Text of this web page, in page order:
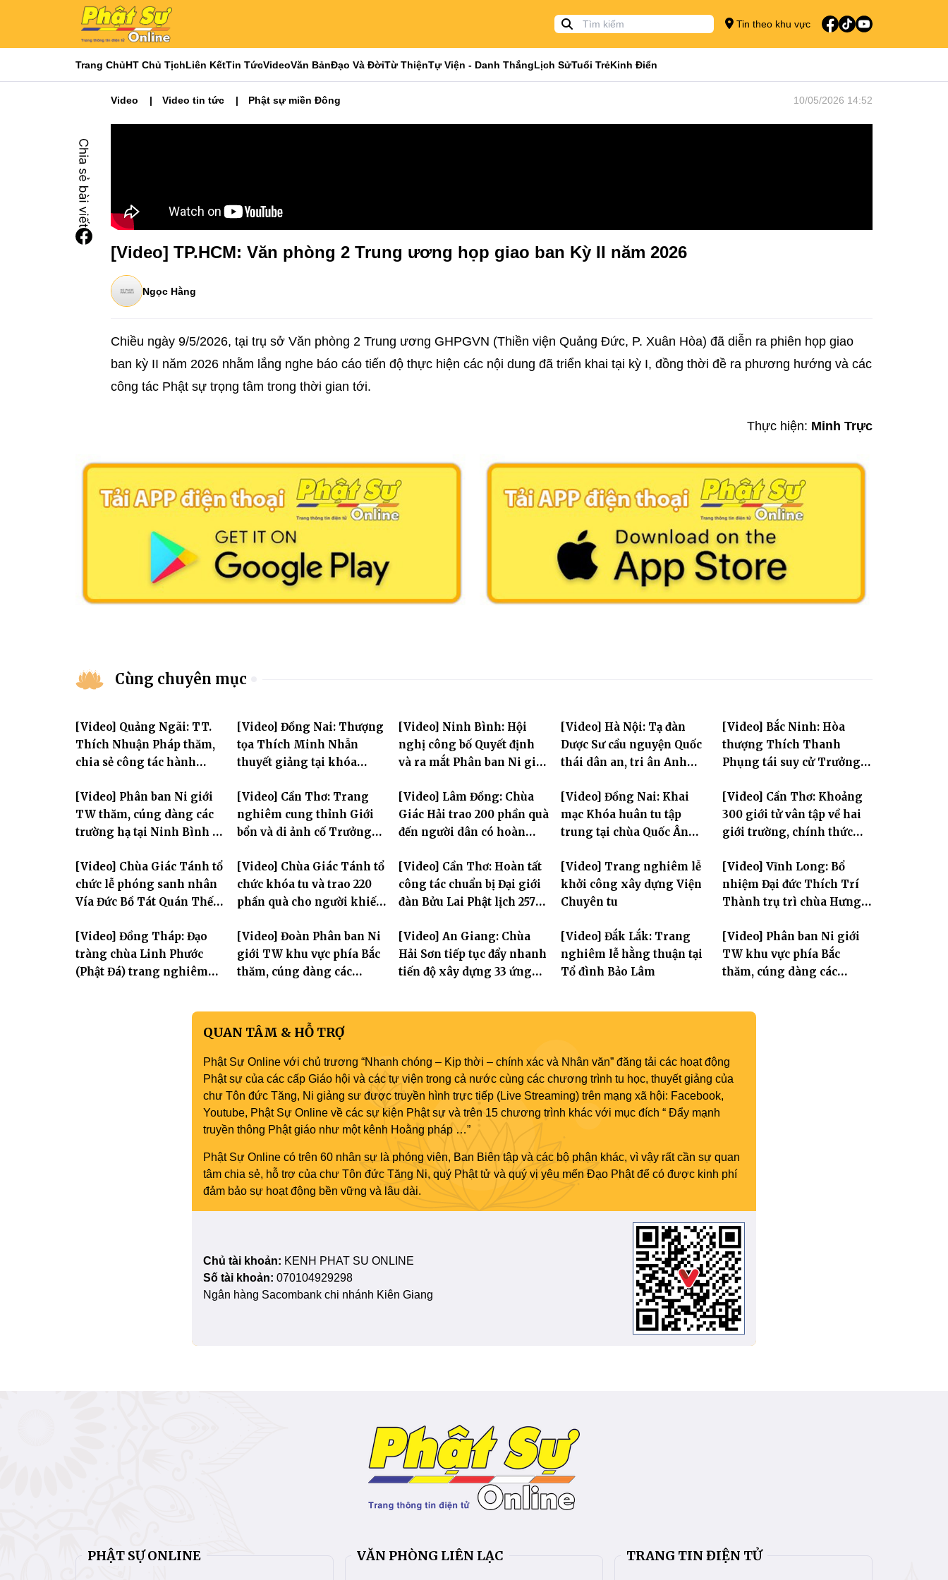
Tin theo khu vực
Trang ChủHT Chủ TịchLiên KếtTin TứcVideoVăn BảnĐạo Và ĐờiTừ ThiệnTự Viện - Danh ThắngLịch SửTuổi TrẻKinh Điển
Video Video tin tức Phật sự miền Đông 10/05/2026 14:52
[Video] TP.HCM: Văn phòng 2 Trung ương họp giao ban Kỳ II năm 2026
Ngọc Hằng
Chiều ngày 9/5/2026, tại trụ sở Văn phòng 2 Trung ương GHPGVN (Thiền viện Quảng Đức, P. Xuân Hòa) đã diễn ra phiên họp giao
ban kỳ II năm 2026 nhằm lắng nghe báo cáo tiến độ thực hiện các nội dung đã triển khai tại kỳ I, đồng thời đề ra phương hướng và các
công tác Phật sự trọng tâm trong thời gian tới.
Thực hiện: Minh Trực
Cùng chuyên mục
[Video] Quảng Ngãi: TT.
Thích Nhuận Pháp thăm,
chia sẻ công tác hành
chư hành giả Ni
[Video] Đồng Nai: Thượng
tọa Thích Minh Nhẫn
thuyết giảng tại khóa
[Video] Ninh Bình: Hội
nghị công bố Quyết định
và ra mắt Phân ban Ni giới
[Video] Hà Nội: Tạ đàn
Dược Sư cầu nguyện Quốc
thái dân an, tri ân Anh
[Video] Bắc Ninh: Hòa
thượng Thích Thanh
Phụng tái suy cử Trưởng
[Video] Phân ban Ni giới
TW thăm, cúng dàng các
trường hạ tại Ninh Bình và
thần hộ trì Tam bảo
[Video] Cần Thơ: Trang
nghiêm cung thỉnh Giới
bổn và di ảnh cố Trưởng
Tôn hiệu Đại giới đàn – về
hai giới trường
[Video] Lâm Đồng: Chùa
Giác Hải trao 200 phần quà
đến người dân có hoàn
Dương
[Video] Đồng Nai: Khai
mạc Khóa huân tu tập
trung tại chùa Quốc Ân
[Video] Cần Thơ: Khoảng
300 giới tử vân tập về hai
giới trường, chính thức
đàn Bửu Lai PL.2570
[Video] Chùa Giác Tánh tổ
chức lễ phóng sanh nhân
Vía Đức Bồ Tát Quán Thế
[Video] Chùa Giác Tánh tổ
chức khóa tu và trao 220
phần quà cho người khiếm
[Video] Cần Thơ: Hoàn tất
công tác chuẩn bị Đại giới
đàn Bửu Lai Phật lịch 2570,
đăng đàn cầu giới
[Video] Trang nghiêm lễ
khởi công xây dựng Viện
Chuyên tu
[Video] Vĩnh Long: Bổ
nhiệm Đại đức Thích Trí
Thành trụ trì chùa Hưng
[Video] Đồng Tháp: Đạo
tràng chùa Linh Phước
(Phật Đá) trang nghiêm
[Video] Đoàn Phân ban Ni
giới TW khu vực phía Bắc
thăm, cúng dàng các
[Video] An Giang: Chùa
Hải Sơn tiếp tục đẩy nhanh
tiến độ xây dựng 33 ứng
[Video] Đắk Lắk: Trang
nghiêm lễ hằng thuận tại
Tổ đình Bảo Lâm
[Video] Phân ban Ni giới
TW khu vực phía Bắc
thăm, cúng dàng các
QUAN TÂM & HỖ TRỢ
Phật Sự Online với chủ trương “Nhanh chóng – Kịp thời – chính xác và Nhân văn” đăng tải các hoạt động
Phật sự của các cấp Giáo hội và các tự viện trong cả nước cùng các chương trình tu học, thuyết giảng của
chư Tôn đức Tăng, Ni giảng sư được truyền hình trực tiếp (Live Streaming) trên mạng xã hội: Facebook,
Youtube, Phật Sự Online về các sự kiện Phật sự và trên 15 chương trình khác với mục đích “ Đẩy mạnh
truyền thông Phật giáo như một kênh Hoằng pháp …”
Phật Sự Online có trên 60 nhân sự là phóng viên, Ban Biên tập và các bộ phận khác, vì vậy rất cần sự quan
tâm chia sẻ, hỗ trợ của chư Tôn đức Tăng Ni, quý Phật tử và quý vị yêu mến Đạo Phật để có được kinh phí
đảm bảo sự hoạt động bền vững và lâu dài.
Chủ tài khoản: KENH PHAT SU ONLINE
Số tài khoản: 070104929298
Ngân hàng Sacombank chi nhánh Kiên Giang
PHẬT SỰ ONLINE VĂN PHÒNG LIÊN LẠC TRANG TIN ĐIỆN TỬ